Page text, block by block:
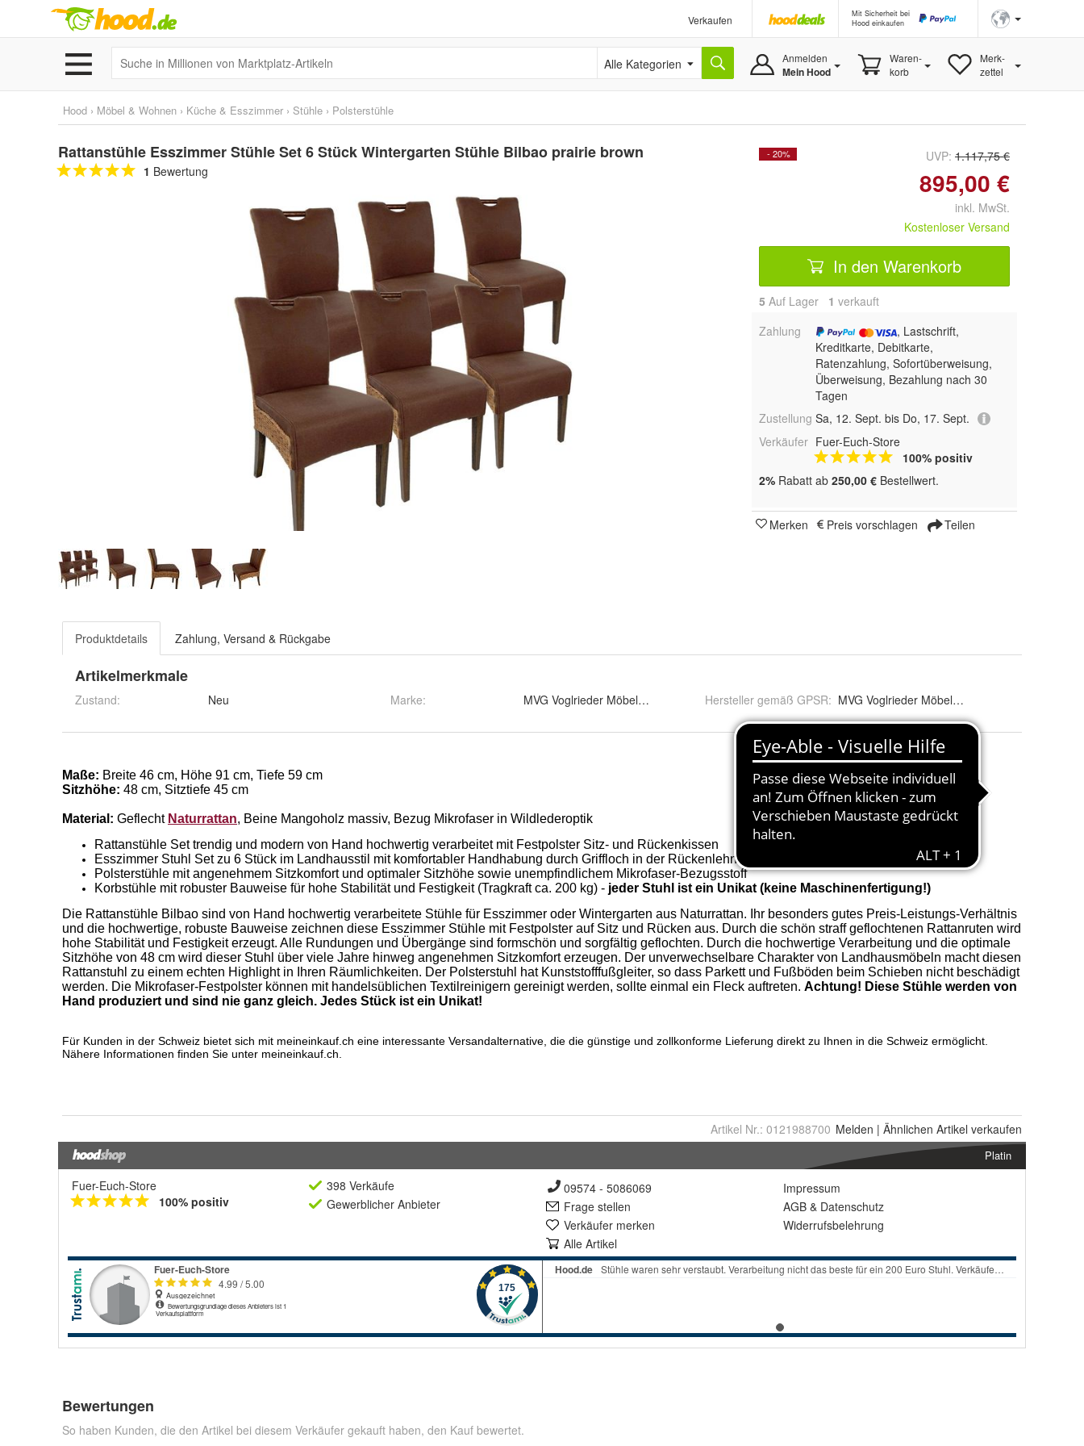
Verkaufen
Mit Sicherheit bei
Hood einkaufen
Alle Kategorien Anmelden
Mein Hood
Waren-
korb
Merk-
zettel
Hood › Möbel & Wohnen › Küche & Esszimmer › Stühle › Polsterstühle
Rattanstühle Esszimmer Stühle Set 6 Stück Wintergarten Stühle Bilbao prairie brown
1 Bewertung
- 20% UVP: 1.117,75 €
895,00 €
inkl. MwSt.
Kostenloser Versand
In den Warenkorb
5 Auf Lager 1 verkauft
Zahlung
, Lastschrift,
Kreditkarte, Debitkarte,
Ratenzahlung, Sofortüberweisung,
Überweisung, Bezahlung nach 30
Tagen
Zustellung Sa, 12. Sept. bis Do, 17. Sept.
Verkäufer Fuer-Euch-Store
100% positiv
2% Rabatt ab 250,00 € Bestellwert.
Merken Preis vorschlagen Teilen
Produktdetails Zahlung, Versand & Rückgabe
Artikelmerkmale
Zustand: Neu Marke: MVG Voglrieder Möbelcollection GmbHHersteller gemäß GPSR: MVG Voglrieder Möbelcollection GmbH,
Artikel Nr.: 0121988700 Melden | Ähnlichen Artikel verkaufen
Platin
Fuer-Euch-Store
100% positiv
398 Verkäufe
Gewerblicher Anbieter
09574 - 5086069
Frage stellen
Verkäufer merken
Alle Artikel
Impressum
AGB & Datenschutz
Widerrufsbelehrung
Bewertungen
So haben Kunden, die den Artikel bei diesem Verkäufer gekauft haben, den Kauf bewertet.